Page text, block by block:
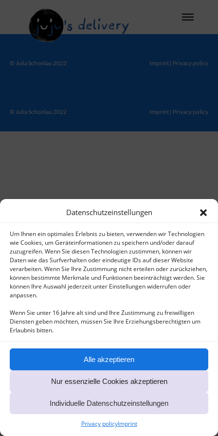
Datenschutzeinstellungen
Um Ihnen ein optimales Erlebnis zu bieten, verwenden wir Technologien
wie Cookies, um Geräteinformationen zu speichern und/oder darauf
zuzugreifen. Wenn Sie diesen Technologien zustimmen, können wir
Daten wie das Surfverhalten oder eindeutige IDs auf dieser Website
verarbeiten. Wenn Sie Ihre Zustimmung nicht erteilen oder zurückziehen,
können bestimmte Merkmale und Funktionen beeinträchtigt werden. Sie
können Ihre Auswahl jederzeit unter Einstellungen widerrufen oder
anpassen.
Wenn Sie unter 16 Jahre alt sind und Ihre Zustimmung zu freiwilligen
Diensten geben möchten, müssen Sie Ihre Erziehungsberechtigten um
Erlaubnis bitten.
Alle akzeptieren
Nur essenzielle Cookies akzeptieren
Individuelle Datenschutzeinstellungen
Privacy policyImprint
© Julia Schonlau 2022 Imprint | Privacy policy
© Julia Schonlau 2022 Imprint | Privacy policy